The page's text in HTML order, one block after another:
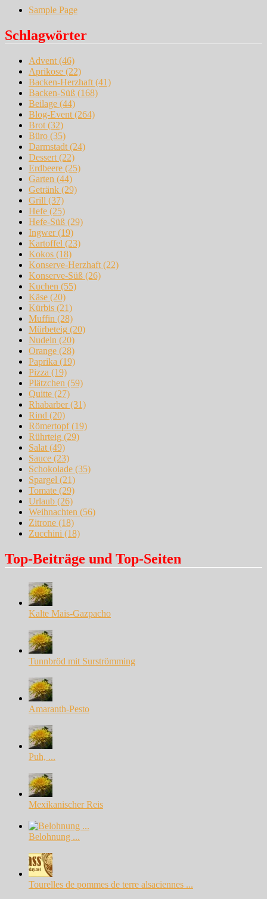
Sample Page
Schlagwörter
Advent(46)
Aprikose (22)
Backen-Herzhaft(41)
Backen-Süß (168)
Beilage (44)
Blog-Event(264)
Brot(32)
Büro (35)
Darmstadt(24)
Dessert(22)
Erdbeere (25)
Garten (44)
Getränk (29)
Grill (37)
Hefe (25)
Hefe-Süß (29)
Ingwer(19)
Kartoffel (23)
Kokos (18)
Konserve-Herzhaft(22)
Konserve-Süß (26)
Kuchen (55)
Käse (20)
Kürbis (21)
Muffin (28)
Mürbeteig (20)
Nudeln (20)
Orange (28)
Paprika (19)
Pizza (19)
Plätzchen (59)
Quitte (27)
Rhabarber(31)
Rind (20)
Römertopf(19)
Rührteig (29)
Salat(49)
Sauce (23)
Schokolade (35)
Spargel (21)
Tomate (29)
Urlaub (26)
Weihnachten (56)
Zitrone (18)
Zucchini (18)
Top-Beiträge und Top-Seiten
Kalte Mais-Gazpacho
Tunnbröd mit Surströmming
Amaranth-Pesto
Puh, ...
Mexikanischer Reis
Belohnung ...
Tourelles de pommes de terre alsaciennes ...